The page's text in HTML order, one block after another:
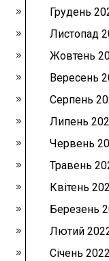
Грудень
Листопад
Жовтень
Вересень
Серпень
Липень
Червень
Травень
Квітень
Березень
Лютий
Січень 2022